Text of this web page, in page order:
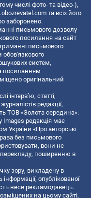
числі фото- та відео-),
та всіх його
заборонено.
письмового дозволу
посилання на сайт
письмового
обов'язкового
систем,
посиланням
оригінальний
інтерв’ю, статті,
редакції,
ТОВ «Золота середина».
Images редакція має
України «Про авторські
без письмового
вони не
поширенню в
зору, викладену в
інформації, опублікованої
несе рекламодавець.
на цьому сайті,